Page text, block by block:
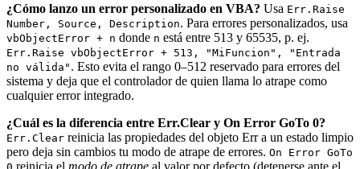
¿Cómo lanzo un error personalizado en VBA? Usa Err.Raise
Number, Source, Description. Para errores personalizados, usa
vbObjectError + n donde n está entre 513 y 65535, p. ej.
Err.Raise vbObjectError + 513, "MiFuncion", "Entrada
no válida" . Esto evita el rango 0–512 reservado para errores del
sistema y deja que el controlador de quien llama lo atrape como
cualquier error integrado.
¿Cuál es la diferencia entre Err.Clear y On Error GoTo 0?
Err.Clear reinicia las propiedades del objeto Err a un estado limpio
pero deja sin cambios tu modo de atrape de errores. On Error GoTo
reinicia el modo de atrape al valor por defecto (detenerse ante el